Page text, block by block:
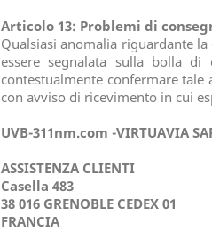
Articolo 13: Problemi di
Qualsiasi anomalia riguardante
essere segnalata sulla bolla
contestualmente confermare
con avviso di ricevimento in cui
UVB-311nm.com -VIRTUAVIA
ASSISTENZA CLIENTI
Casella 483
38 016 GRENOBLE CEDEX 01
FRANCIA